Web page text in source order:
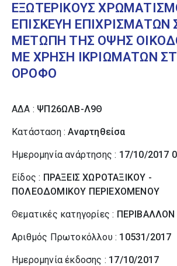
ΕΞΩΤΕΡΙΚΟΥΣ
ΕΠΙΣΚΕΥΗ ΕΠΙΧΡΙΣΜΑΤΩΝ
ΜΕΤΩΠΗ ΤΗΣ ΟΨΗΣ
ΜΕ ΧΡΗΣΗ ΙΚΡΙΩΜΑΤΩΝ
ΟΡΟΦΟ
ΑΔΑ : ΨΠ26ΩΛΒ-Λ9Θ
Κατάσταση :Αναρτηθείσα
Ημερομηνία ανάρτησης : 17/10/2017
Είδος : ΠΡΑΞΕΙΣ ΧΩΡΟΤΑΞΙΚΟΥ -
ΠΟΛΕΟΔΟΜΙΚΟΥ ΠΕΡΙΕΧΟΜΕΝΟΥ
Θεματικές κατηγορίες : ΠΕΡΙΒΑΛΛΟΝ
Αριθμός Πρωτοκόλλου : 10531/2017
Ημερομηνία έκδοσης : 17/10/2017